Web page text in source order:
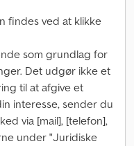
findes ved at klikke
som grundlag for
Det udgør ikke et
til at afgive et
interesse, sender du
via [mail], [telefon],
under "Juridiske